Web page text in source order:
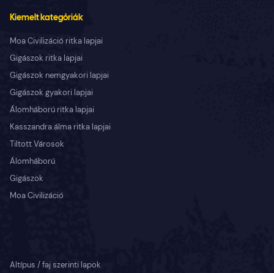
Kiemelt kategóriák
Moa Civilizáció ritka lapjai
Gigászok ritka lapjai
Gigászok nemgyakori lapjai
Gigászok gyakori lapjai
Álomháború ritka lapjai
Kasszandra álma ritka lapjai
Tiltott Városok
Álomháború
Gigászok
Moa Civilizáció
Altípus / faj szerinti lapok